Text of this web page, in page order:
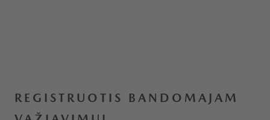
REGISTRUOTIS BANDOMAJAM